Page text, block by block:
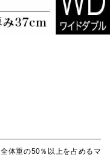
体重の50％以上を占めるマ